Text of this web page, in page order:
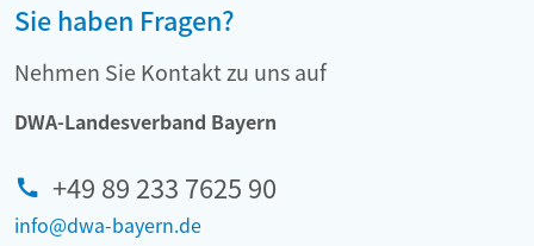
Sie haben Fragen?
Nehmen Sie Kontakt zu uns auf
DWA-Landesverband Bayern
+49 89 233 7625 90
info@dwa-bayern.de